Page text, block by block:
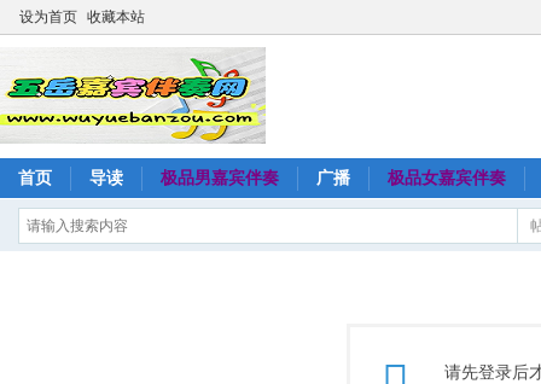
设为首页 收藏本站
首页 导读 极品男嘉宾伴奏 广播 极品女嘉宾伴奏
请先登录后